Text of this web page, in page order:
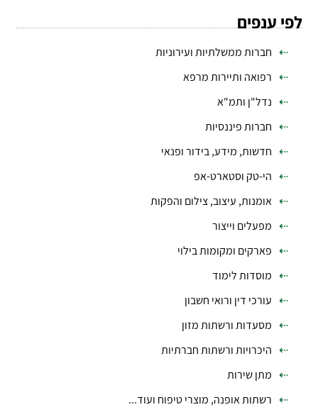
לפי ענפים
חברות ממשלתיות ועירוניות
רפואה ותיירות מרפא
נדל"ן ותמ"א
חברות פיננסיות
חדשות, מידע, בידור ופנאי
הי-טק וסטארט-אפ
אומנות, עיצוב, צילום והפקות
מפעלים וייצור
פארקים ומקומות בילוי
מוסדות לימוד
עורכי דין ורואי חשבון
מסעדות ורשתות מזון
היכרויות ורשתות חברתיות
מתן שירות
רשתות אופנה, מוצרי טיפוח ועוד...